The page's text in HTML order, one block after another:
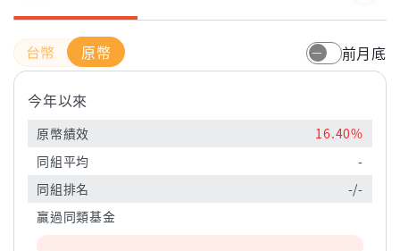
原幣 前月底
今年以來
原幣績效
16.40%
同組平均
-
同組排名
-/-
贏過同類基金